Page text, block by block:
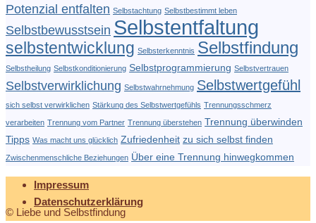
Potenzial entfalten Selbstachtung Selbstbestimmt leben
Selbstbewusstsein Selbstentfaltung
selbstentwicklung Selbsterkenntnis Selbstfindung
Selbstheilung Selbstkonditionierung Selbstprogrammierung Selbstvertrauen
Selbstverwirklichung Selbstwahrnehmung Selbstwertgefühl
sich selbst verwirklichen Stärkung des Selbstwertgefühls Trennungsschmerz
verarbeiten Trennung vom Partner Trennung überstehen Trennung überwinden
Tipps Was macht uns glücklich Zufriedenheit zu sich selbst finden
Zwischenmenschliche Beziehungen Über eine Trennung hinwegkommen
Impressum
Datenschutzerklärung
© Liebe und Selbstfindung